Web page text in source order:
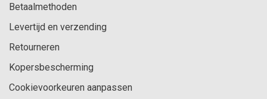
Betaalmethoden
Levertijd en verzending
Retourneren
Kopersbescherming
Cookievoorkeuren aanpassen